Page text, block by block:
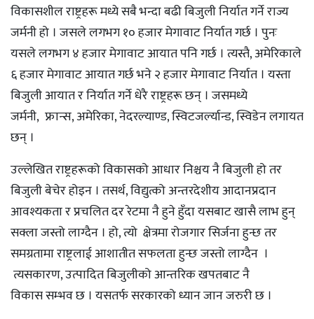
विकासशील राष्ट्रहरू मध्ये सबै भन्दा बढी बिजुली निर्यात गर्ने राज्य
जर्मनी हो । जसले लगभग १० हजार मेगावाट निर्यात गर्छ । पुनः
यसले लगभग ४ हजार मेगावाट आयात पनि गर्छ । त्यस्तै, अमेरिकाले
६ हजार मेगावाट आयात गर्छ भने २ हजार मेगावाट निर्यात । यस्ता
बिजुली आयात र निर्यात गर्ने धेरै राष्ट्रहरू छन् । जसमध्ये
जर्मनी, फ्रान्स, अमेरिका, नेदरल्याण्ड, स्विटजर्ल्यान्ड, स्विडेन लगायत
छन् ।
उल्लेखित राष्ट्रहरूको विकासको आधार निश्चय नै बिजुली हो तर
बिजुली बेचेर होइन । तसर्थ, विद्युत्को अन्तरदेशीय आदानप्रदान
आवश्यकता र प्रचलित दर रेटमा नै हुने हुँदा यसबाट खासै लाभ हुन्
सक्ला जस्तो लाग्दैन । हो, त्यो क्षेत्रमा रोजगार सिर्जना हुन्छ तर
समग्रतामा राष्ट्रलाई आशातीत सफलता हुन्छ जस्तो लाग्दैन ।
त्यसकारण, उत्पादित बिजुलीको आन्तरिक खपतबाट नै
विकास सम्भव छ । यसतर्फ सरकारको ध्यान जान जरुरी छ ।